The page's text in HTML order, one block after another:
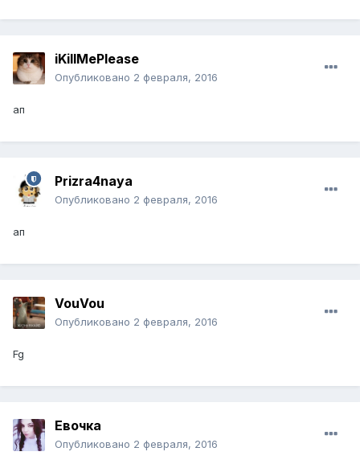
iKillMePlease
Опубликовано 2 февраля, 2016
ап
Prizra4naya
Опубликовано 2 февраля, 2016
ап
VouVou
Опубликовано 2 февраля, 2016
Fg
Евочка
Опубликовано 2 февраля, 2016